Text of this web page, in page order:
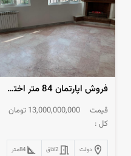
فروش ا‌پارتمان 84 متر اختیاریه
قیمت
کل :
13,000,000,000 تومان
دولت 2اتاق 84متر